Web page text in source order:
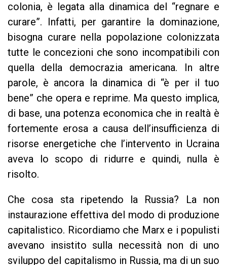
colonia, è legata alla dinamica del “regnare e
curare”. Infatti, per garantire la dominazione,
bisogna curare nella popolazione colonizzata
tutte le concezioni che sono incompatibili con
quella della democrazia americana. In altre
parole, è ancora la dinamica di “è per il tuo
bene” che opera e reprime. Ma questo implica,
di base, una potenza economica che in realtà è
fortemente erosa a causa dell’insufficienza di
risorse energetiche che l’intervento in Ucraina
aveva lo scopo di ridurre e quindi, nulla è
risolto.
Che cosa sta ripetendo la Russia? La non
instaurazione effettiva del modo di produzione
capitalistico. Ricordiamo che Marx e i populisti
avevano insistito sulla necessità non di uno
sviluppo del capitalismo in Russia, ma di un suo